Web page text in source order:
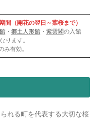
（開花の翌日～葉桜まで）
・ 郷土人形館・ 紫雲閣の入館
ります。
み有効。
れる町を代表する大切な桜